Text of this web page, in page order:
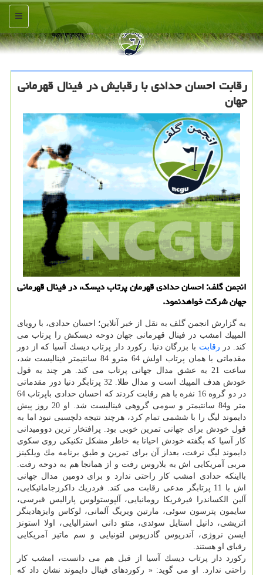
منو
رقابت احسان حدادی با رقبایش در فینال قهرمانی
جهان
انجمن گلف: احسان حدادی قهرمان پرتاب دیسك، در فینال قهرمانی
جهان شركت خواهدنمود.
به گزارش انجمن گلف به نقل از خبر آنلاین؛ احسان حدادی، با رویای
المپیك امشب در فینال قهرمانی جهان دوحه دیسكش را پرتاب می
كند. در رقابت با بزرگان دنیا. ركورد دار پرتاب دیسك آسیا كه از دور
مقدماتی با همان پرتاب اولش 64 مترو 84 سانتیمتر فینالیست شد،
ساعت 21 به عشق مدال جهانی پرتاب می كند. هر چند به قول
خودش هدف المپیك است و مدال طلا. 32 پرتابگر دنیا دور مقدماتی
در دو گروه 16 نفره با هم رقابت كردند كه احسان حدادی باپرتاب 64
متر و84 سانتیمتر و سومی گروهی فینالیست شد. او 20 روز پیش
دایموند لیگ را با ششمی تمام كرد، هرچند نتیجه دلچسبی نبود اما به
قول خودش برای جهانی تمرین خوبی بود. پرافتخار ترین دوومیدانی
كار آسیا كه بگفته خودش احیانا به خاطر مشكل تكنیكی روی سكوی
دایموند لیگ نرفت، بعداز آن برای تمرین و طبق برنامه مك ویلكینز
مربی آمریكایی اش به بلاروس رفت و از همانجا هم به دوحه رفت.
بااینكه حدادی امشب كار راحتی ندارد و برای دومین مدال جهانی
اش با 11 پرتابگر مدعی رقابت می كند. فردریك داكرزجامائیكایی،
آلین الكساندرا فیرفریكا رومانیایی، آلپوستولوس پارالیس قبرسی،
سایمون پترسون سوئی، مارتین ویریگ آلمانی، لوكاس وایزهادینگر
اتریشی، دانیل استایل سوئدی، متئو دانی استرالیایی، اولا استونز
ایسن نروژی، آندریوس گادزیوس لتونیایی و سم ماتیز آمریكایی
رقبای او هستند.
ركورد دار پرتاب دیسك آسیا از قبل هم می دانست، امشب كار
راحتی ندارد. او می گوید: « ركوردهای فینال دایموند نشان داد كه